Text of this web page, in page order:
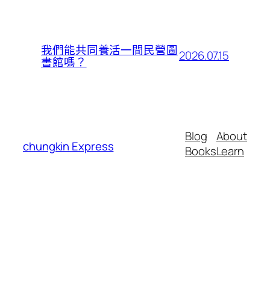
我們能共同養活一間民營圖
書館嗎？ 2026.07.15
chungkin Express
Blog
Books
About
Learn